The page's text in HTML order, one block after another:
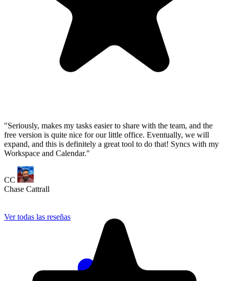
Workspace and Calendar."
Ver todas las reseñas